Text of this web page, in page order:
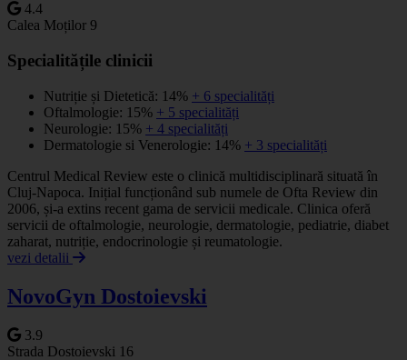
4.4
Calea Moților 9
Specialitățile clinicii
Nutriție și Dietetică: 14% + 6 specialități
Oftalmologie: 15% + 5 specialități
Neurologie: 15% + 4 specialități
Dermatologie si Venerologie: 14% + 3 specialități
Centrul Medical Review este o clinică multidisciplinară situată în
Cluj-Napoca. Inițial funcționând sub numele de Ofta Review din
2006, și-a extins recent gama de servicii medicale. Clinica oferă
servicii de oftalmologie, neurologie, dermatologie, pediatrie, diabet
zaharat, nutriție, endocrinologie și reumatologie.
vezi detalii
NovoGyn Dostoievski
3.9
Strada Dostoievski 16